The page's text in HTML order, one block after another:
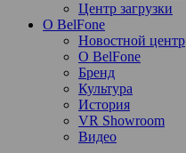
Центр загрузки
О BelFone
Новостной центр
О BelFone
Бренд
Культура
История
VR Showroom
Видео